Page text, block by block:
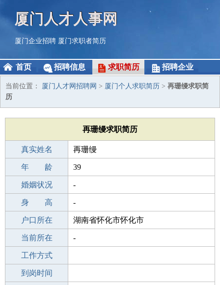
厦门人才人事网
厦门企业招聘 厦门求职者简历
首页 招聘信息 求职简历 招聘企业
当前位置： 厦门人才网招聘网 > 厦门个人求职简历 > 再珊缦求职简
历
再珊缦求职简历
真实姓名 再珊缦
性 别 女
年 龄 39
出生年月 1987-12-11
婚姻状况 -
学 历 初中
身 高 -
毕业学校 南平金坑中学
户口所在 湖南省怀化市怀化市
所学专业 -
当前所在 -
工作经验
工作方式
驾 照
到岗时间